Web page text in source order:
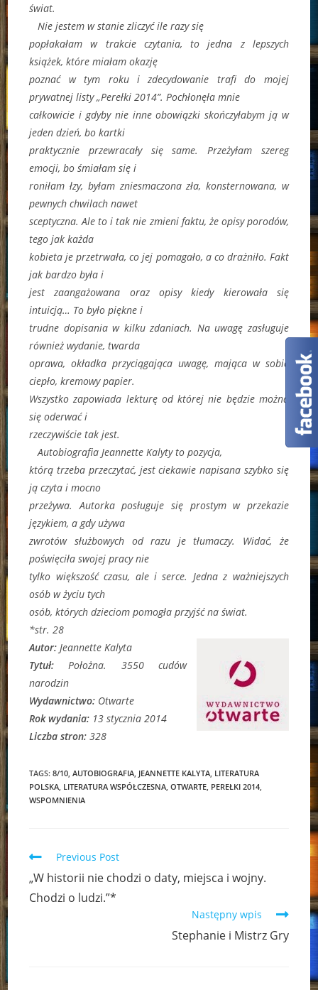
świat.
Nie jestem w stanie zliczyć ile razy się
popłakałam w trakcie czytania, to jedna z lepszych
książek, które miałam okazję
poznać w tym roku i zdecydowanie trafi do mojej
prywatnej listy „Perełki 2014”. Pochłonęła mnie
całkowicie i gdyby nie inne obowiązki skończyłabym ją w
jeden dzień, bo kartki
praktycznie przewracały się same. Przeżyłam szereg
emocji, bo śmiałam się i
roniłam łzy, byłam zniesmaczona zła, konsternowana, w
pewnych chwilach nawet
sceptyczna. Ale to i tak nie zmieni faktu, że opisy porodów,
tego jak każda
kobieta je przetrwała, co jej pomagało, a co drażniło. Fakt
jak bardzo była i
jest zaangażowana oraz opisy kiedy kierowała się
intuicją… To było piękne i
trudne dopisania w kilku zdaniach. Na uwagę zasługuje
również wydanie, twarda
oprawa, okładka przyciągająca uwagę, mająca w sobie
ciepło, kremowy papier.
Wszystko zapowiada lekturę od której nie będzie można
się oderwać i
rzeczywiście tak jest.
Autobiografia Jeannette Kalyty to pozycja,
którą trzeba przeczytać, jest ciekawie napisana szybko się
ją czyta i mocno
przeżywa. Autorka posługuje się prostym w przekazie
językiem, a gdy używa
zwrotów służbowych od razu je tłumaczy. Widać, że
poświęciła swojej pracy nie
tylko większość czasu, ale i serce. Jedna z ważniejszych
osób w życiu tych
osób, których dzieciom pomogła przyjść na świat.
*str. 28
Autor: Jeannette Kalyta
Tytuł: Położna. 3550 cudów
narodzin
Wydawnictwo: Otwarte
Rok wydania: 13 stycznia 2014
Liczba stron:328
TAGS:8/10 AUTOBIOGRAFIA JEANNETTE KALYTA LITERATURA
POLSKA LITERATURA WSPÓŁCZESNA OTWARTE PEREŁKI 2014
WSPOMNIENIA
Read
articles
Previous Post
„W historii nie chodzi o daty, miejsca i wojny.
Chodzi o ludzi.”*
Następny wpis
Stephanie i Mistrz Gry